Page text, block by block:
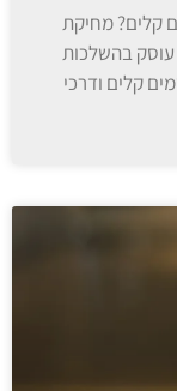
קלים? מחיקת
בהשלכות
קלים ודרכי